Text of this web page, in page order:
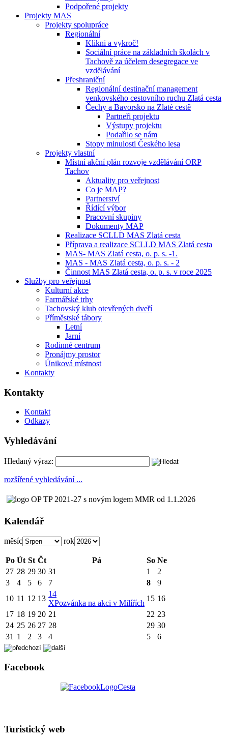
Podpořené projekty
Projekty MAS
Projekty spolupráce
Regionální
Klikni a vykroč!
Sociální práce na základních školách v
Tachově za účelem desegregace ve
vzdělávání
Přeshraniční
Regionální destinační management
venkovského cestovního ruchu Zlatá cesta
Čechy a Bavorsko na Zlaté cestě
Partneři projektu
Výstupy projektu
Podařilo se nám
Stopy minulosti Českého lesa
Projekty vlastní
Místní akční plán rozvoje vzdělávání ORP
Tachov
Aktuality pro veřejnost
Co je MAP?
Partnerství
Řídící výbor
Pracovní skupiny
Dokumenty MAP
Realizace SCLLD MAS Zlatá cesta
Příprava a realizace SCLLD MAS Zlatá cesta
MAS- MAS Zlatá cesta, o. p. s. -1.
MAS - MAS Zlatá cesta, o. p. s. - 2
Činnost MAS Zlatá cesta, o. p. s. v roce 2025
Služby pro veřejnost
Kulturní akce
Farmářské trhy
Tachovský klub otevřených dveří
Příměstské tábory
Letní
Jarní
Rodinné centrum
Pronájmy prostor
Úniková místnost
Kontakty
Kontakty
Kontakt
Odkazy
Vyhledávání
Hledaný výraz:
rozšířené vyhledávání ...
Kalendář
měsíc rok
Po Út St Čt Pá So Ne
27 28 29 30 31 1
2
3
4 5 6 7 8
9
10 11 12 13
14
XPozvánka na akci v Milířích
15 16
17 18 19 20 21 22 23
24 25 26 27 28 29 30
31 1 2 3 4 5 6
Facebook
Turistický web